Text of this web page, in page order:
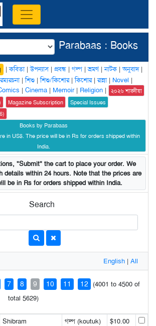
Parabaas : Books
|কবিতা|উপন্যাস| প্রবন্ধ | গল্প |ভ্রমণ|নাটক |অনুবাদ|
রম্যরচনা|শিশু |শিশু/কিশোর|কিশোর|রান্না| Novel |
| Cinema | Memoir| Religion |
২০২৬ শারদীয়া
Magazine Subscription
Special Issues
Books by Parabaas
in US$. The price will be in Rs for orders shipped within
India.
"Submit" the cart to place your order. We
details within 24 hours. Note that the prices are
be in Rs for orders shipped within India.
Search
English | All
7 8 9 10 11 12
(4001 to 4500 of
total 5629)
Shibram
গল্প (koutuk) $10.00